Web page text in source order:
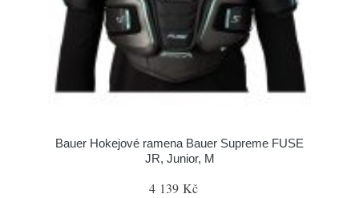
Bauer Hokejové ramena Bauer Supreme FUSE
JR, Junior, M
4 139 Kč